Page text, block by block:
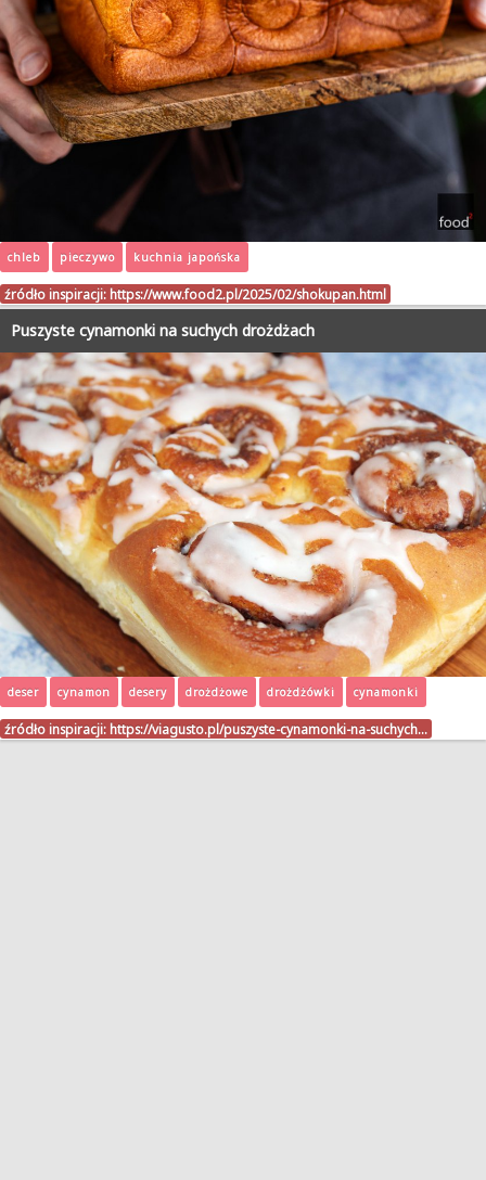
chleb pieczywo kuchnia japońska
źródło inspiracji: https://www.food2.pl/2025/02/shokupan.html
Puszyste cynamonki na suchych drożdżach
deser cynamon desery drożdżowe drożdżówki cynamonki
źródło inspiracji: https://viagusto.pl/puszyste-cynamonki-na-suchych…